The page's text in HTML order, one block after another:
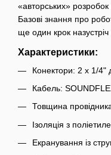
«авторських» розробок
Базові знання про
ще один крок назустріч
Характеристики:
Конектори: 2 х 1/4"
Кабель:
Товщина
Ізоляція з
Екранування із